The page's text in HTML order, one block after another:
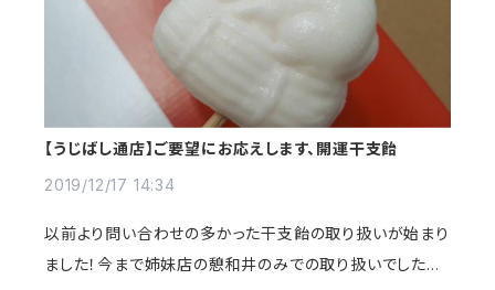
【うじばし通店】ご要望にお応えします、開運干支飴
2019/12/17 14:34
以前より問い合わせの多かった干支飴の取り扱いが始まり
ました！今まで姉妹店の憩和井のみでの取り扱いでしたが